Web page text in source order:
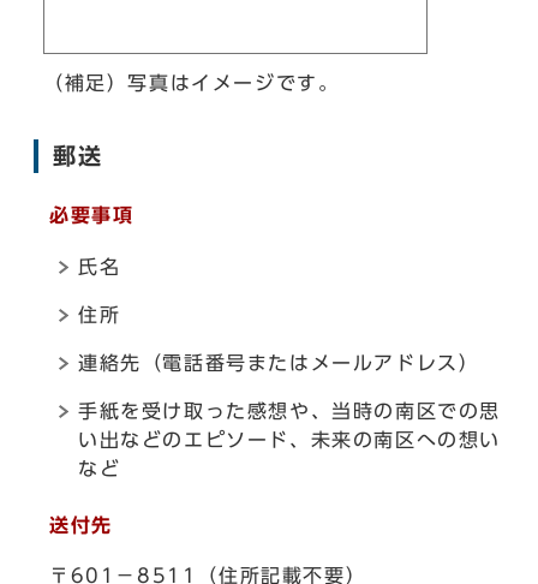
（補足）写真はイメージです。
郵送
必要事項
氏名
住所
連絡先（電話番号またはメールアドレス）
手紙を受け取った感想や、当時の南区での思
い出などのエピソード、未来の南区への想い
など
送付先
〒601－8511（住所記載不要）